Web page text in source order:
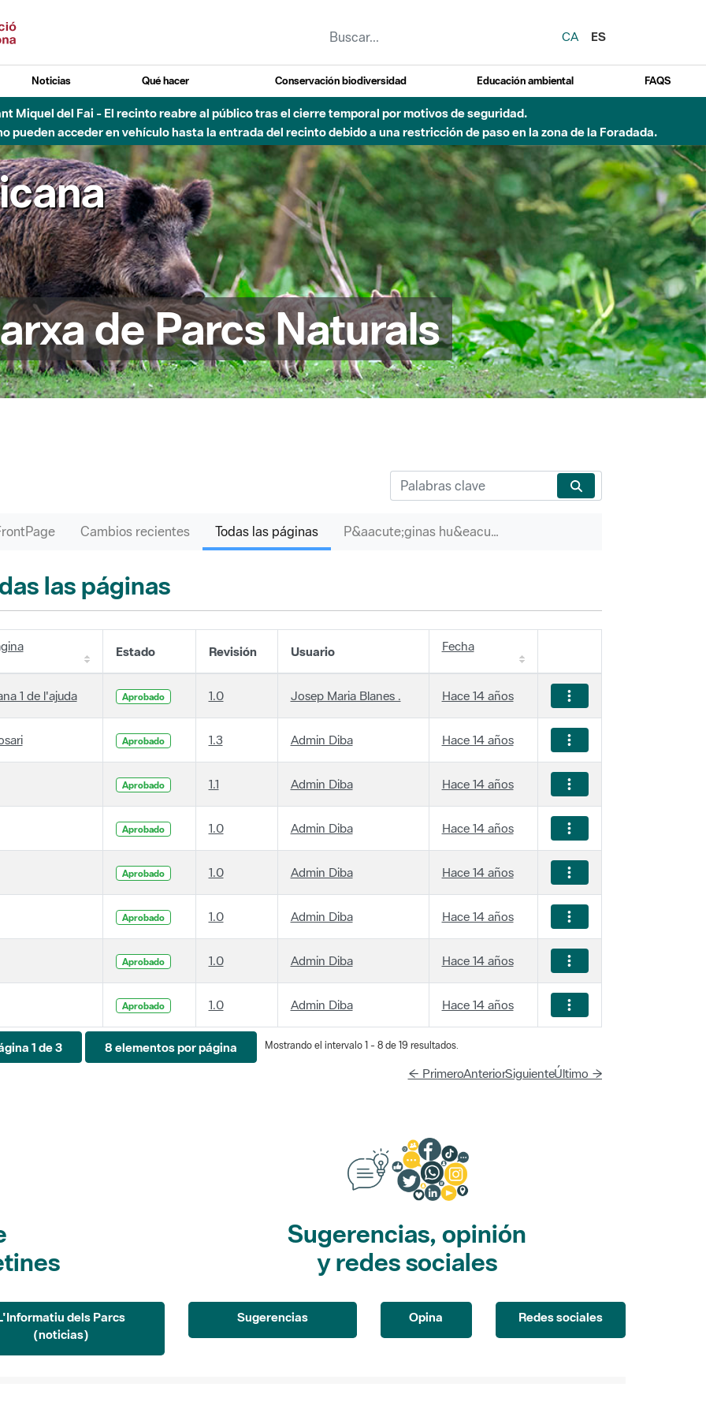
CA
ES
Noticias Qué hacer Conservación biodiversidad Educación ambiental FAQS
Miquel del Fai - El recinto reabre al público tras el cierre temporal por motivos de seguridad.
pueden acceder en vehículo hasta la entrada del recinto debido a una restricción de paso en la zona de la Foradada.
de Parcs Naturals
Cambios recientes Todas las páginas P&aacute;ginas hu&eacute;rfanas
las páginas
Estado Revisión Usuario Fecha
1 de l'ajuda Aprobado 1.0 Josep Maria Blanes . Hace 14 años
Aprobado 1.3 Admin Diba Hace 14 años
Aprobado 1.1 Admin Diba Hace 14 años
Aprobado 1.0 Admin Diba Hace 14 años
Aprobado 1.0 Admin Diba Hace 14 años
Aprobado 1.0 Admin Diba Hace 14 años
Aprobado 1.0 Admin Diba Hace 14 años
Aprobado 1.0 Admin Diba Hace 14 años
1 de 3 8 elementos por página Mostrando el intervalo 1 - 8 de 19 resultados.
← PrimeroAnteriorSiguienteÚltimo →
dels Parcs
(noticias)
Sugerencias, opinión
y redes sociales
Sugerencias Opina Redes sociales